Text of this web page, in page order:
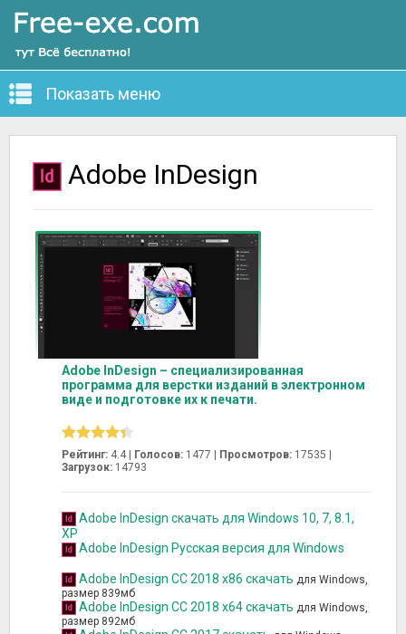
Показать меню
Adobe InDesign
Adobe InDesign – специализированная
программа для верстки изданий в электронном
виде и подготовке их к печати.
Рейтинг: 4.4 | Голосов: 1477 Просмотров: 17535 |
Загрузок: 14793
Adobe InDesign скачать для Windows 10, 7, 8.1,
XP
Adobe InDesign Русская версия для Windows
Adobe InDesign CC 2018 x86 скачать для Windows,
размер 839мб
Adobe InDesign CC 2018 x64 скачать для Windows,
размер 892мб